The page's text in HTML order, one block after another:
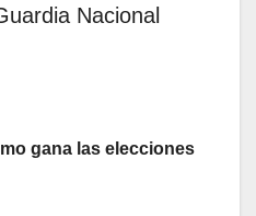
Nacional
gana las elecciones